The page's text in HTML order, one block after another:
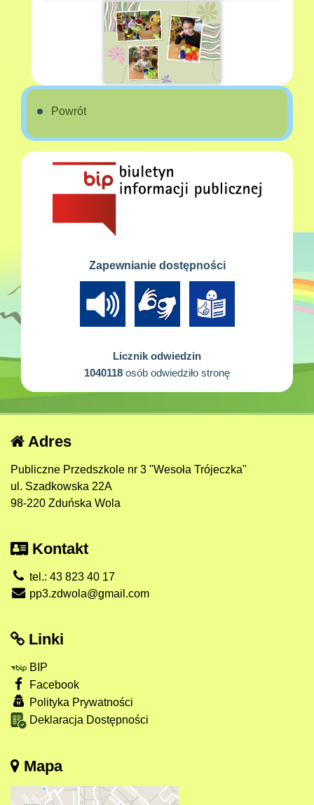
Powrót
Zapewnianie dostępności
Licznik odwiedzin
1040118 osób odwiedziło stronę
Adres
Publiczne Przedszkole nr 3 "Wesoła Trójeczka"
ul. Szadkowska 22A
98-220 Zduńska Wola
Kontakt
tel.: 43 823 40 17
pp3.zdwola@gmail.com
Linki
BIP
Facebook
Polityka Prywatności
Deklaracja Dostępności
Mapa